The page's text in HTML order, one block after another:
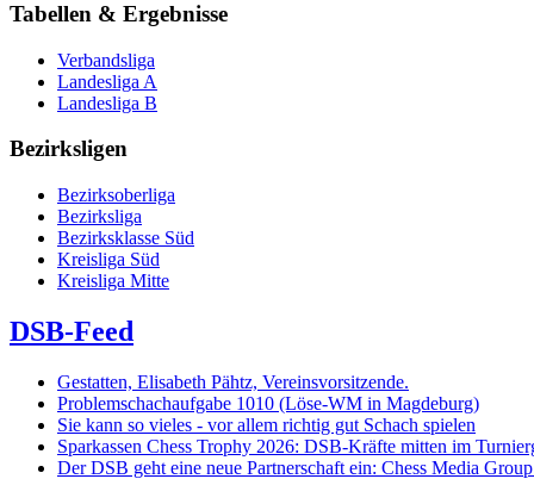
Tabellen & Ergebnisse
Verbandsliga
Landesliga A
Landesliga B
Bezirksligen
Bezirksoberliga
Bezirksliga
Bezirksklasse Süd
Kreisliga Süd
Kreisliga Mitte
DSB-Feed
Gestatten, Elisabeth Pähtz, Vereinsvorsitzende.
Problemschachaufgabe 1010 (Löse-WM in Magdeburg)
Sie kann so vieles - vor allem richtig gut Schach spielen
Sparkassen Chess Trophy 2026: DSB-Kräfte mitten im
Der DSB geht eine neue Partnerschaft ein: Chess Media